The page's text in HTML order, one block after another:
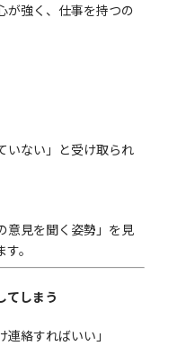
が強く、仕事を持つの
いない」と受け取られ
意見を聞く姿勢」を見
。
てしまう
連絡すればいい」